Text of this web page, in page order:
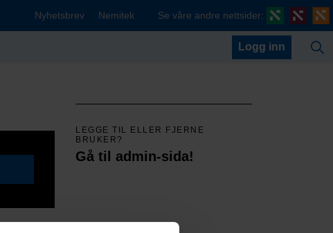
Nyhetsbrev Nemitek Se våre andre nettsider:
Logg inn
LEGGE TIL ELLER FJERNE
BRUKER?
Gå til admin-sida!